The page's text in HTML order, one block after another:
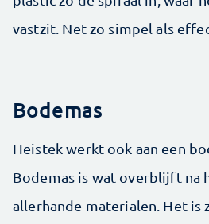
vastzit. Net zo simpel als
Bodemas
Heistek werkt ook aan een
Bodemas is wat overblijft na
allerhande materialen. Het is